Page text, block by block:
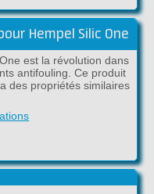
Hempel Silic One
est la révolution dans
antifouling. Ce produit
des propriétés similaires